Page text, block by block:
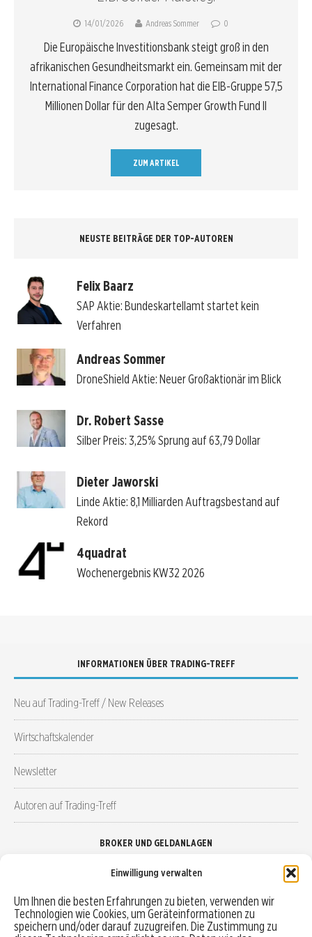
Einwilligung verwalten
Um Ihnen die besten Erfahrungen zu bieten, verwenden wir
Technologien wie Cookies, um Geräteinformationen zu
speichern und/oder darauf zuzugreifen. Die Zustimmung zu
14/01/2026 Andreas Sommer 0
Die Europäische Investitionsbank steigt groß in den
afrikanischen Gesundheitsmarkt ein. Gemeinsam mit der
International Finance Corporation hat die EIB-Gruppe 57,5
Millionen Dollar für den Alta Semper Growth Fund II
zugesagt.
ZUM ARTIKEL
NEUSTE BEITRÄGE DER TOP-AUTOREN
Felix Baarz
SAP Aktie: Bundeskartellamt startet kein
Verfahren
Andreas Sommer
DroneShield Aktie: Neuer Großaktionär im Blick
Dr. Robert Sasse
Silber Preis: 3,25% Sprung auf 63,79 Dollar
Dieter Jaworski
Linde Aktie: 8,1 Milliarden Auftragsbestand auf
Rekord
4quadrat
Wochenergebnis KW32 2026
INFORMATIONEN ÜBER TRADING-TREFF
Neu auf Trading-Treff / New Releases
Wirtschaftskalender
Newsletter
Autoren auf Trading-Treff
BROKER UND GELDANLAGEN
Robo-Advisor vergleichen